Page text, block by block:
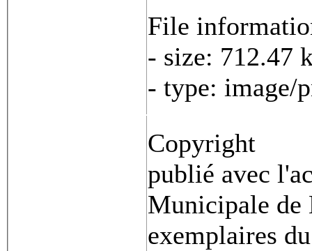
File
- size: 712.47
- type: image/
Copyright
publié avec
Municipale de
exemplaires